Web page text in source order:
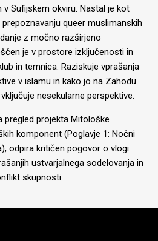
Sufijskem okviru. Nastal je kot
queer muslimanskih
z močno razširjeno
je v prostore izključenosti in
in temnica. Raziskuje vprašanja
v islamu in kako jo na Zahodu
nesekularne perspektive.
pregled projekta Mitološke
komponent (Poglavje 1: Nočni
odpira kritičen pogovor o vlogi
ustvarjalnega sodelovanja in
skupnosti.